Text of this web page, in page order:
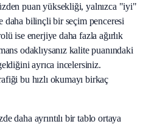
puan yüksekliği, yalnızca "iyi"
bilinçli bir seçim penceresi
ise enerjiye daha fazla ağırlık
odaklıysanız kalite puanındaki
ayrıca incelersiniz.
bu hızlı okumayı birkaç
daha ayrıntılı bir tablo ortaya